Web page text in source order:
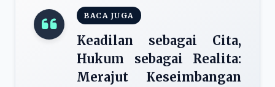
BACA JUGA
Keadilan sebagai Cita,
Hukum sebagai Realita:
Merajut Keseimbangan